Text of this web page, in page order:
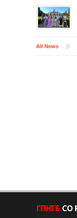
All News